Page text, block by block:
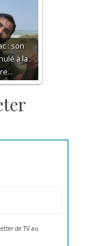
: son
à la
de TV au